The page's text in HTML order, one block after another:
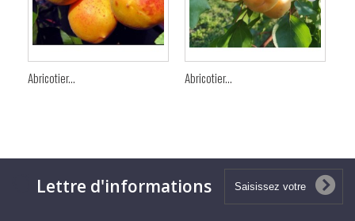
Abricotier... Abricotier...
Lettre d'informations